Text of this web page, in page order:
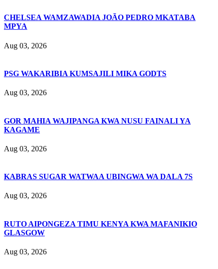
CHELSEA WAMZAWADIA JOÃO PEDRO MKATABA
MPYA
Aug 03, 2026
PSG WAKARIBIA KUMSAJILI MIKA GODTS
Aug 03, 2026
GOR MAHIA WAJIPANGA KWA NUSU FAINALI YA
KAGAME
Aug 03, 2026
KABRAS SUGAR WATWAA UBINGWA WA DALA 7S
Aug 03, 2026
RUTO AIPONGEZA TIMU KENYA KWA MAFANIKIO
GLASGOW
Aug 03, 2026